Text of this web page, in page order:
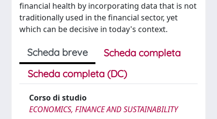
financial health by incorporating data that is not
traditionally used in the financial sector, yet
which can be decisive in today's context.
Scheda breve
Scheda completa
Scheda completa (DC)
Corso di studio
ECONOMICS, FINANCE AND SUSTAINABILITY